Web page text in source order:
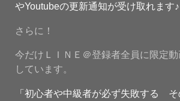
やYoutubeの更新通知が受け取れます♪
さらに！
今だけＬＩＮＥ＠登録者全員に限定動
しています。
「初心者や中級者が必ず失敗する